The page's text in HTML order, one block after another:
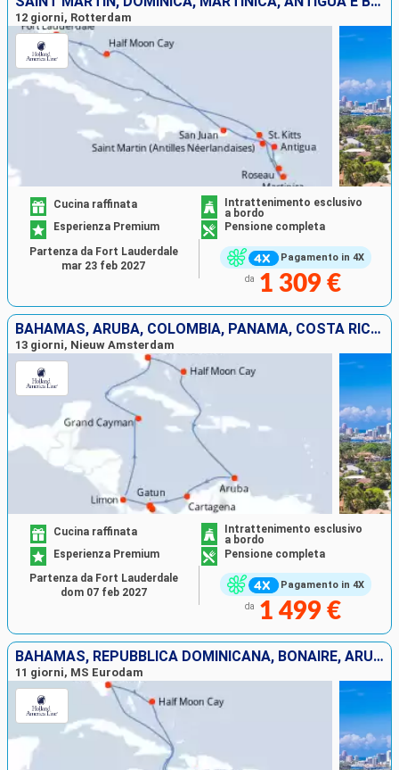
12 giorni, Rotterdam
Pagamento in 4X
Cucina raffinata
Intrattenimento esclusivo
a bordo
Esperienza Premium
Pensione completa
da 1 309 €
Partenza da Fort Lauderdale
mar 23 feb 2027
BAHAMAS, ARUBA, COLOMBIA, PANAMA, COSTA RICA, ISOLE CAYMAN, STATI UNITI
13 giorni, Nieuw Amsterdam
Pagamento in 4X
Cucina raffinata
Intrattenimento esclusivo
a bordo
Esperienza Premium
Pensione completa
da 1 499 €
Partenza da Fort Lauderdale
dom 07 feb 2027
BAHAMAS, REPUBBLICA DOMINICANA, BONAIRE, ARUBA, STATI UNITI
11 giorni, MS Eurodam